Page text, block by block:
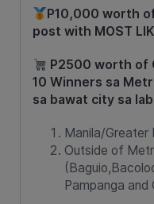
P10,000 worth
post with MOST
P2500 worth of
10 Winners sa
sa bawat city sa
Manila/Greater
Outside of
Pampanga and